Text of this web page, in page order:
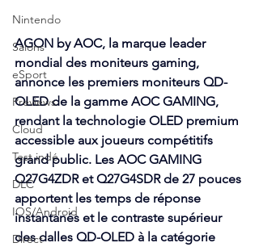
Nintendo
Salons
eSport
Previews
Cloud
Test indé
DLC
IOS/Android
Direct
AGON by AOC, la marque leader
mondial des moniteurs gaming,
annonce les premiers moniteurs QD-
OLED de la gamme AOC GAMING,
rendant la technologie OLED premium
accessible aux joueurs compétitifs
grand public. Les AOC GAMING
Q27G4ZDR et Q27G4SDR de 27 pouces
apportent les temps de réponse
instantanés et le contraste supérieur
des dalles QD-OLED à la catégorie